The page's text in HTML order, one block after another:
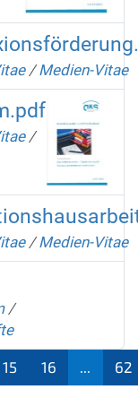
/Medien-Vitae
/
/Medien-Vitae
/
15 16 62